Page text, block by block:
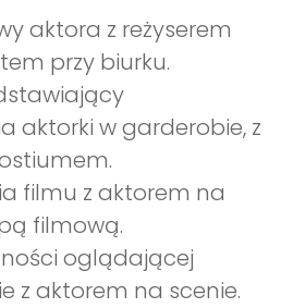
aktora z reżyserem
przy biurku.
aktorki w garderobie, z
filmu z aktorem na
filmową.
oglądającej
z aktorem na scenie.